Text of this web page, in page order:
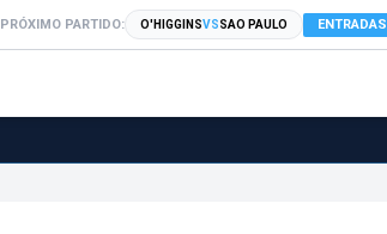
PRÓXIMO PARTIDO: O'HIGGINSVSSAO PAULO ENTRADAS